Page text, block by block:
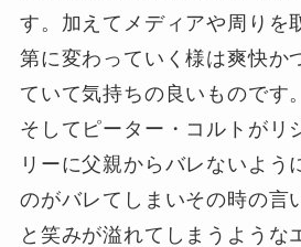
す。加えてメディアや周りを
第に変わっていく様は爽快か
ていて気持ちの良いものです。
そしてピーター・コルトがリ
リーに父親からバレないよう
のがバレてしまいその時の言
と笑みが溢れてしまうような